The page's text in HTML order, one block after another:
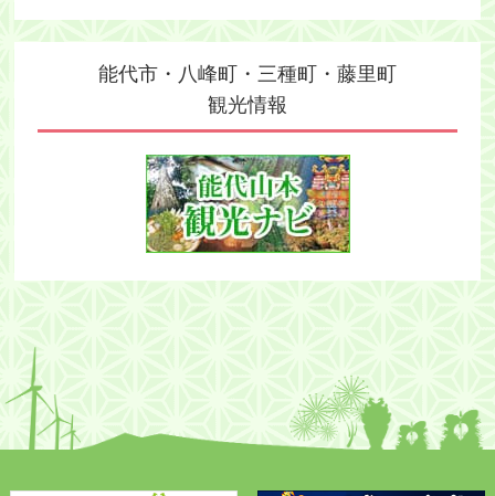
能代市・八峰町・三種町・藤里町
観光情報